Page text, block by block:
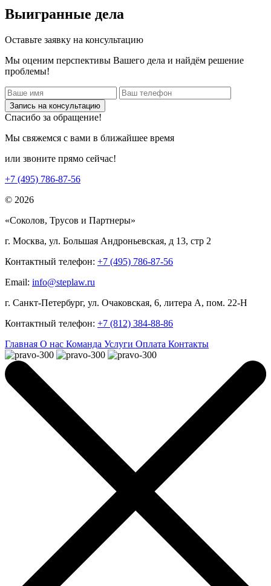
Выигранные дела
Оставьте заявку на консультацию
Мы оценим перспективы Вашего дела и найдём решение
проблемы!
Запись на консультацию
Спасибо за обращение!
Мы свяжемся с вами в ближайшее время
или звоните прямо сейчас!
+7 (495) 786-87-56
© 2026
«Соколов, Трусов и Партнеры»
г. Москва, ул. Большая Андроньевская, д 13, стр 2
Контактный телефон: +7 (495) 786-87-56
Email: info@steplaw.ru
г. Санкт-Петербург, ул. Очаковская, 6, литера А, пом. 22-Н
Контактный телефон: +7 (812) 384-88-86
Главная О нас Команда Услуги Оплата Контакты